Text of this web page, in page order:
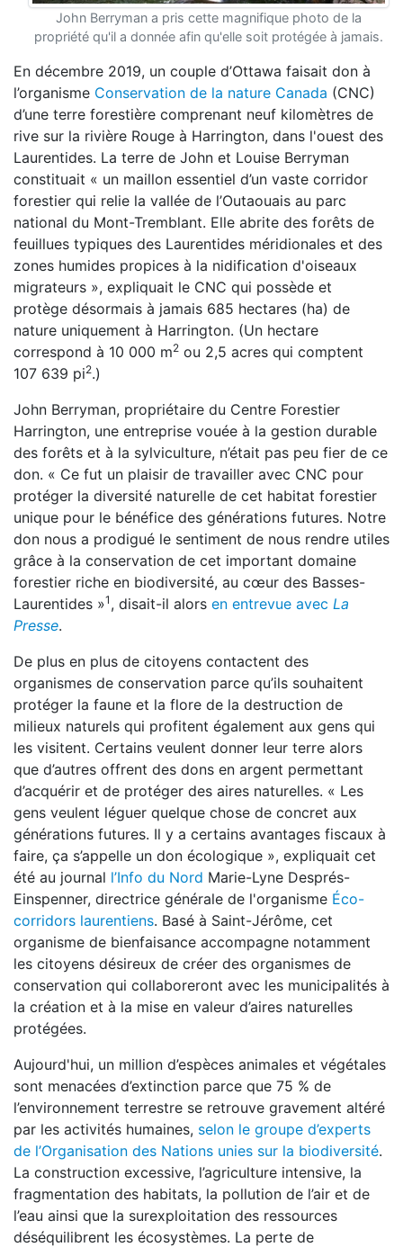
John Berryman a pris cette magnifique photo de la
propriété qu'il a donnée afin qu'elle soit protégée à jamais.
En décembre 2019, un couple d’Ottawa faisait don à
l’organisme Conservation de la nature Canada (CNC)
d’une terre forestière comprenant neuf kilomètres de
rive sur la rivière Rouge à Harrington, dans l'ouest des
Laurentides. La terre de John et Louise Berryman
constituait « un maillon essentiel d’un vaste corridor
forestier qui relie la vallée de l’Outaouais au parc
national du Mont-Tremblant. Elle abrite des forêts de
feuillues typiques des Laurentides méridionales et des
zones humides propices à la nidification d'oiseaux
migrateurs », expliquait le CNC qui possède et
protège désormais à jamais 685 hectares (ha) de
nature uniquement à Harrington. (Un hectare
correspond à 10 000 m2 ou 2,5 acres qui comptent
107 639 pi2.)
John Berryman, propriétaire du Centre Forestier
Harrington, une entreprise vouée à la gestion durable
des forêts et à la sylviculture, n’était pas peu fier de ce
don. « Ce fut un plaisir de travailler avec CNC pour
protéger la diversité naturelle de cet habitat forestier
unique pour le bénéfice des générations futures. Notre
don nous a prodigué le sentiment de nous rendre utiles
grâce à la conservation de cet important domaine
forestier riche en biodiversité, au cœur des Basses-
Laurentides »1 , disait-il alors en entrevue avec La
Presse.
De plus en plus de citoyens contactent des
organismes de conservation parce qu’ils souhaitent
protéger la faune et la flore de la destruction de
milieux naturels qui profitent également aux gens qui
les visitent. Certains veulent donner leur terre alors
que d’autres offrent des dons en argent permettant
d’acquérir et de protéger des aires naturelles. « Les
gens veulent léguer quelque chose de concret aux
générations futures. Il y a certains avantages fiscaux à
faire, ça s’appelle un don écologique », expliquait cet
été au journal l’Info du Nord Marie-Lyne Després-
Einspenner, directrice générale de l'organisme Éco-
corridors laurentiens. Basé à Saint-Jérôme, cet
organisme de bienfaisance accompagne notamment
les citoyens désireux de créer des organismes de
conservation qui collaboreront avec les municipalités à
la création et à la mise en valeur d’aires naturelles
protégées.
Aujourd'hui, un million d’espèces animales et végétales
sont menacées d’extinction parce que 75 % de
l’environnement terrestre se retrouve gravement altéré
par les activités humaines, selon le groupe d’experts
de l’Organisation des Nations unies sur la biodiversité.
La construction excessive, l’agriculture intensive, la
fragmentation des habitats, la pollution de l’air et de
l’eau ainsi que la surexploitation des ressources
déséquilibrent les écosystèmes. La perte de